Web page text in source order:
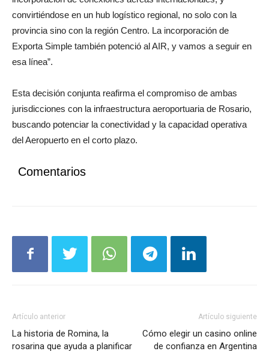
convirtiéndose en un hub logístico regional, no solo con la
provincia sino con la región Centro. La incorporación de
Exporta Simple también potenció al AIR, y vamos a seguir en
esa línea”.
Esta decisión conjunta reafirma el compromiso de ambas
jurisdicciones con la infraestructura aeroportuaria de Rosario,
buscando potenciar la conectividad y la capacidad operativa
del Aeropuerto en el corto plazo.
Comentarios
Artículo anterior
La historia de Romina, la
rosarina que ayuda a planificar
Artículo siguiente
Cómo elegir un casino online
de confianza en Argentina